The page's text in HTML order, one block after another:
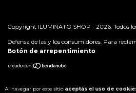
Al navegar por este sitio aceptás el uso de
Copyright ILUMINATO SHOP - 2026. Todos
Defensa de las y los consumidores. Para
Botón de arrepentimiento